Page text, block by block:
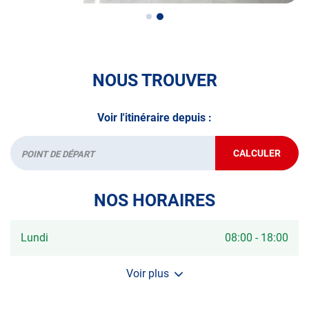
véhicule : Prenez RDV dans votre
*Prestation à vérifier auprès du centre
NOUS TROUVER
Voir l'itinéraire depuis :
Départ CALCULER
JUSQU'AU
POINT
SEC
NOS HORAIRES
Horaires
Lundi 08:00 - 18:00
Voir plus
et